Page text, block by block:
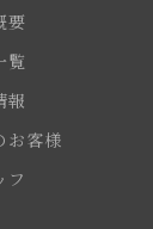
要
覧
報
お客様
フ